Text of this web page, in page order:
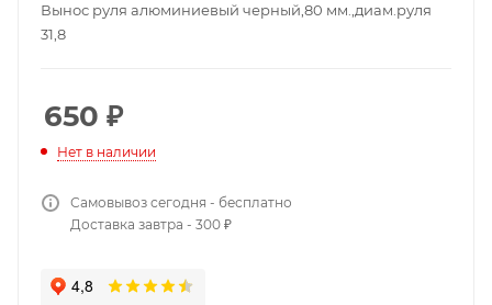
Вынос руля алюминиевый черный,80 мм.,диам.руля
31,8
650 ₽
Нет в наличии
Самовывоз сегодня - бесплатно
Доставка завтра - 300 ₽